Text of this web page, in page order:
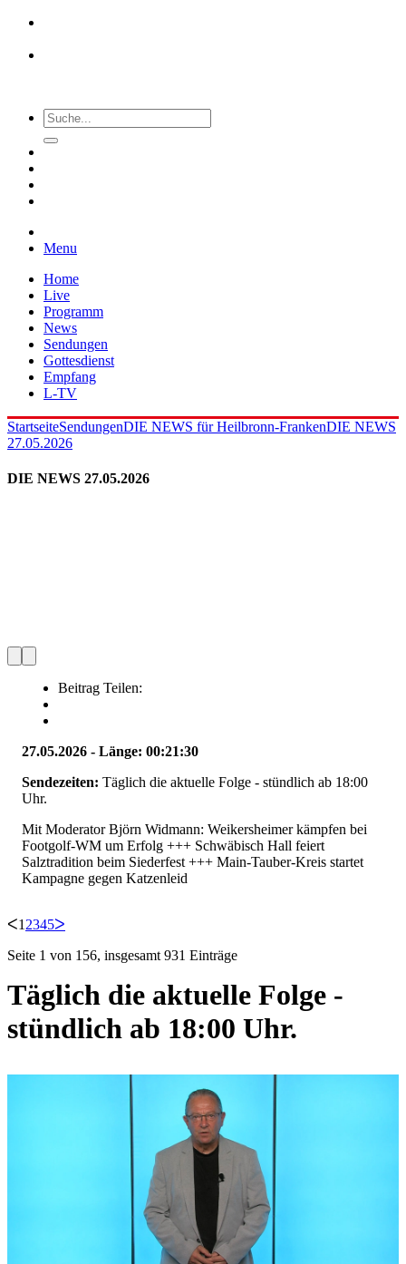
Menu
Home
Live
Programm
News
Sendungen
Gottesdienst
Empfang
L-TV
StartseiteSendungenDIE NEWS für Heilbronn-FrankenDIE NEWS
27.05.2026
DIE NEWS 27.05.2026
Beitrag Teilen:
27.05.2026 - Länge: 00:21:30
Sendezeiten: Täglich die aktuelle Folge - stündlich ab 18:00
Uhr.
Mit Moderator Björn Widmann: Weikersheimer kämpfen bei
Footgolf-WM um Erfolg +++ Schwäbisch Hall feiert
Salztradition beim Siederfest +++ Main-Tauber-Kreis startet
Kampagne gegen Katzenleid
ᐸ1 2345ᐳ
Seite 1 von 156, insgesamt 931 Einträge
Täglich die aktuelle Folge -
stündlich ab 18:00 Uhr.